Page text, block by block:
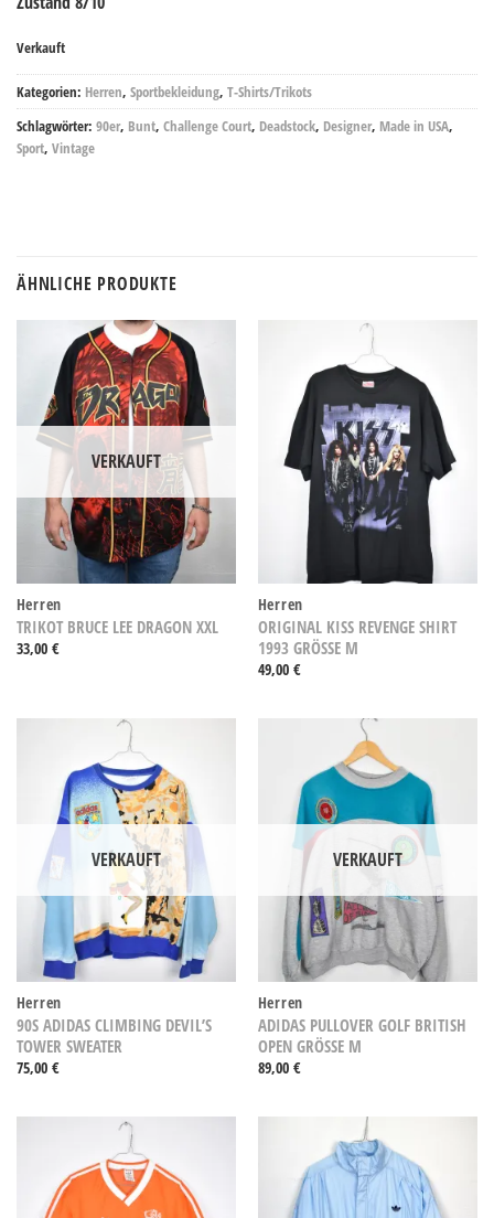
Verkauft
Kategorien: Herren, Sportbekleidung, T-Shirts/Trikots
Schlagwörter: 90er, Bunt, Challenge Court, Deadstock, Designer, Made in USA,
Sport, Vintage
ÄHNLICHE PRODUKTE
VERKAUFT
Herren
TRIKOT BRUCE LEE DRAGON XXL
33,00 €
Herren
ORIGINAL KISS REVENGE SHIRT
1993 GRÖSSE M
49,00 €
VERKAUFT
Herren
90S ADIDAS CLIMBING DEVIL’S
TOWER SWEATER
75,00 €
VERKAUFT
Herren
ADIDAS PULLOVER GOLF BRITISH
OPEN GRÖSSE M
89,00 €